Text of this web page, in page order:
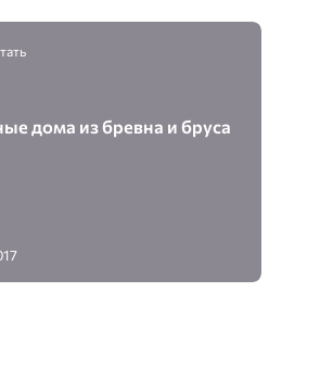
дома из бревна и бруса